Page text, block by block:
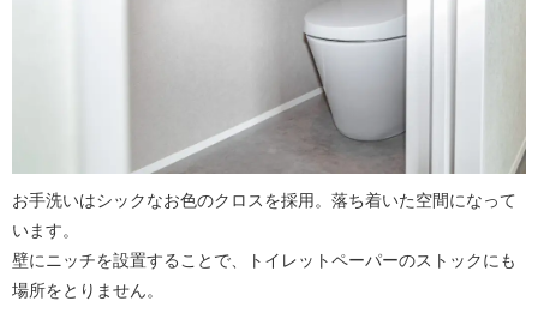
お手洗いはシックなお色のクロスを採用。落ち着いた空間になって
います。
壁にニッチを設置することで、トイレットペーパーのストックにも
場所をとりません。